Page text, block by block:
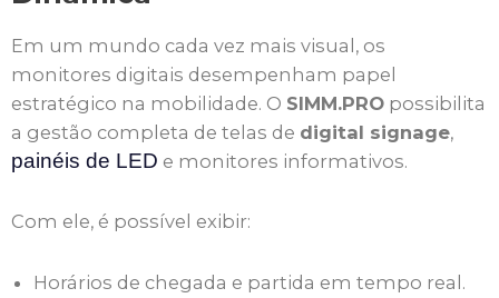
Em um mundo cada vez mais visual, os
monitores digitais desempenham papel
estratégico na mobilidade. O SIMM.PRO possibilita
a gestão completa de telas de digital signage,
painéis de LED e monitores informativos.
Com ele, é possível exibir:
Horários de chegada e partida em tempo real.